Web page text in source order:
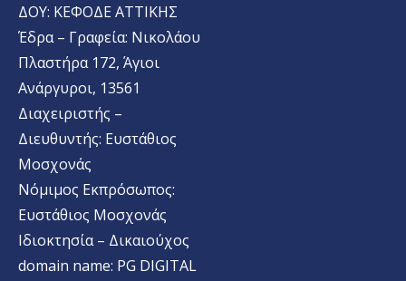
ΔΟΥ: ΚΕΦΟΔΕ ΑΤΤΙΚΗΣ
Έδρα – Γραφεία: Νικολάου
Πλαστήρα 172, Άγιοι
Ανάργυροι, 13561
Διαχειριστής –
Διευθυντής: Ευστάθιος
Μοσχονάς
Νόμιμος Εκπρόσωπος:
Ευστάθιος Μοσχονάς
Ιδιοκτησία – Δικαιούχος
domain name: PG DIGITAL